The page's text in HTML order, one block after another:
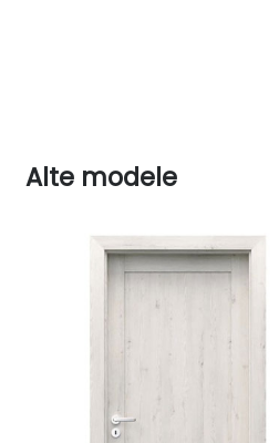
Bucuresti.
• Înălțime „220”: umplutură –
• Posibilitatea oricărei
canatului în cazul ușilor duble.
Canatul pasiv (cost
„30”, „40”, „50” fără frezare.
• Canatul pasiv nu este
magnetică.
Alte modele